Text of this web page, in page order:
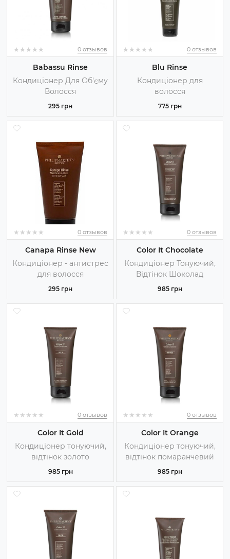
★
★ ★
★ ★
★ ★
★ ★
★ 0 отзывов
Babassu Rinse
Кондиціонер Для Об'єму
Волосся
295 грн
★
★ ★
★ ★
★ ★
★ ★
★ 0 отзывов
Blu Rinse
Кондиціонер для
волосся
775 грн
★
★ ★
★ ★
★ ★
★ ★
★ 0 отзывов
Canapa Rinse New
Кондиціонер - антистрес
для волосся
295 грн
★
★ ★
★ ★
★ ★
★ ★
★ 0 отзывов
Color It Chocolate
Кондиціонер Тонуючий,
Відтінок Шоколад
985 грн
★
★ ★
★ ★
★ ★
★ ★
★ 0 отзывов
Color It Gold
Кондиціонер тонуючий,
відтінок золото
985 грн
★
★ ★
★ ★
★ ★
★ ★
★ 0 отзывов
Color It Orange
Кондиціонер тонуючий,
відтінок помаранчевий
985 грн